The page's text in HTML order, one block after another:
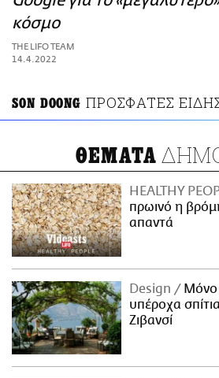
ΑΜΠΑ
PRINT
κόσμο
THE LIFO TEAM
14.4.2022
SON DOONG ΠΡΟΣΦΑΤΕΣ
ΘΕΜΑΤΑ
HEALTHY
πρωινό η
απαντά
Design
Μόνο
υπέροχα
Ζιβανσί